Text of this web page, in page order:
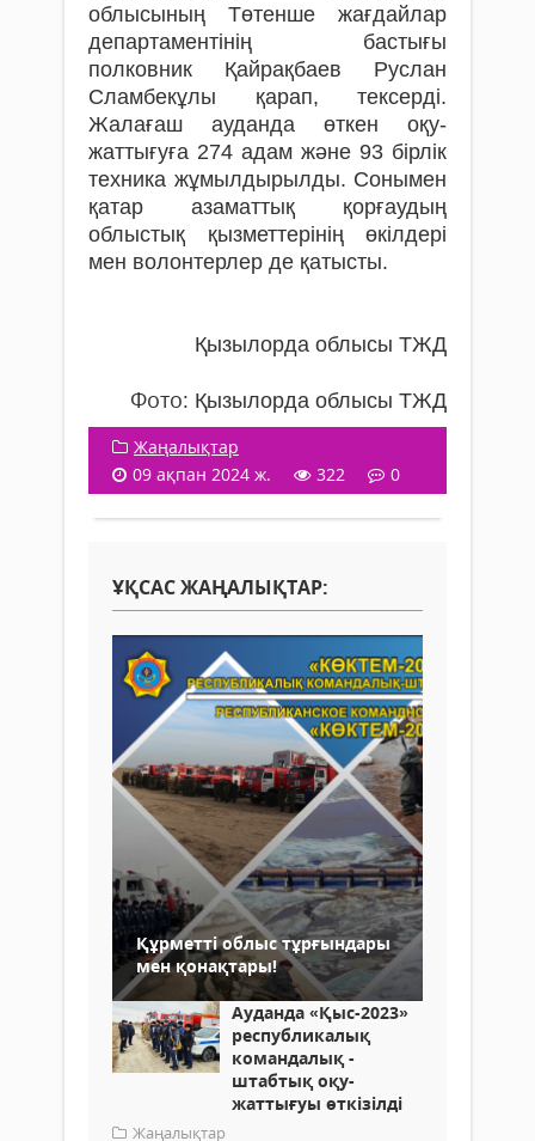
облысының Төтенше жағдайлар
департаментінің бастығы
полковник Қайрақбаев Руслан
Сламбекұлы қарап, тексерді.
Жалағаш ауданда өткен оқу-
жаттығуға 274 адам және 93 бірлік
техника жұмылдырылды. Сонымен
қатар азаматтық қорғаудың
облыстық қызметтерінің өкілдері
мен волонтерлер де қатысты.
Қызылорда облысы ТЖД
Фото: Қызылорда облысы ТЖД
Жаңалықтар
09 ақпан 2024 ж.
322 0
ҰҚСАС ЖАҢАЛЫҚТАР:
Құрметті облыс тұрғындары
мен қонақтары!
Ауданда «Қыс-2023»
республикалық
командалық -
штабтық оқу-
жаттығуы өткізілді
Жаңалықтар